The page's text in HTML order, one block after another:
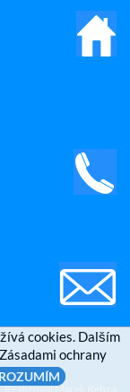
RealizovalMarek Kebza
cookies. Dalším
ochrany
ROZUMÍM